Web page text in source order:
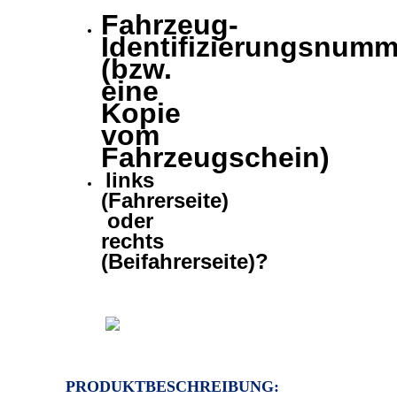
Fahrzeug-
(bzw.
eine
Kopie
vom
Fahrzeugschein)
links
(Fahrerseite)
oder
rechts
(Beifahrerseite)?
PRODUKTBESCHREIBUNG: